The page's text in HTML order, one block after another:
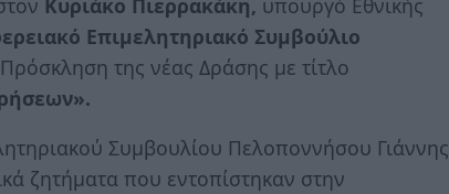
Επιμελητηριακό Συμβούλιο
της νέας Δράσης με τίτλο
Συμβουλίου Πελοποννήσου Γιάννης
ζητήματα που εντοπίστηκαν στην